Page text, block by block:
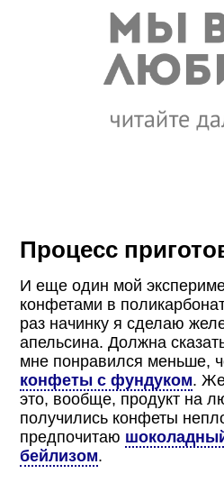
Процесс
И еще один мой
конфетами в
раз начинку я сделаю
апельсина. Должна
мне понравился меньше,
конфеты с фундуком.
это, вообще, продукт на
получились конфеты
предпочитаю
бейлизом.